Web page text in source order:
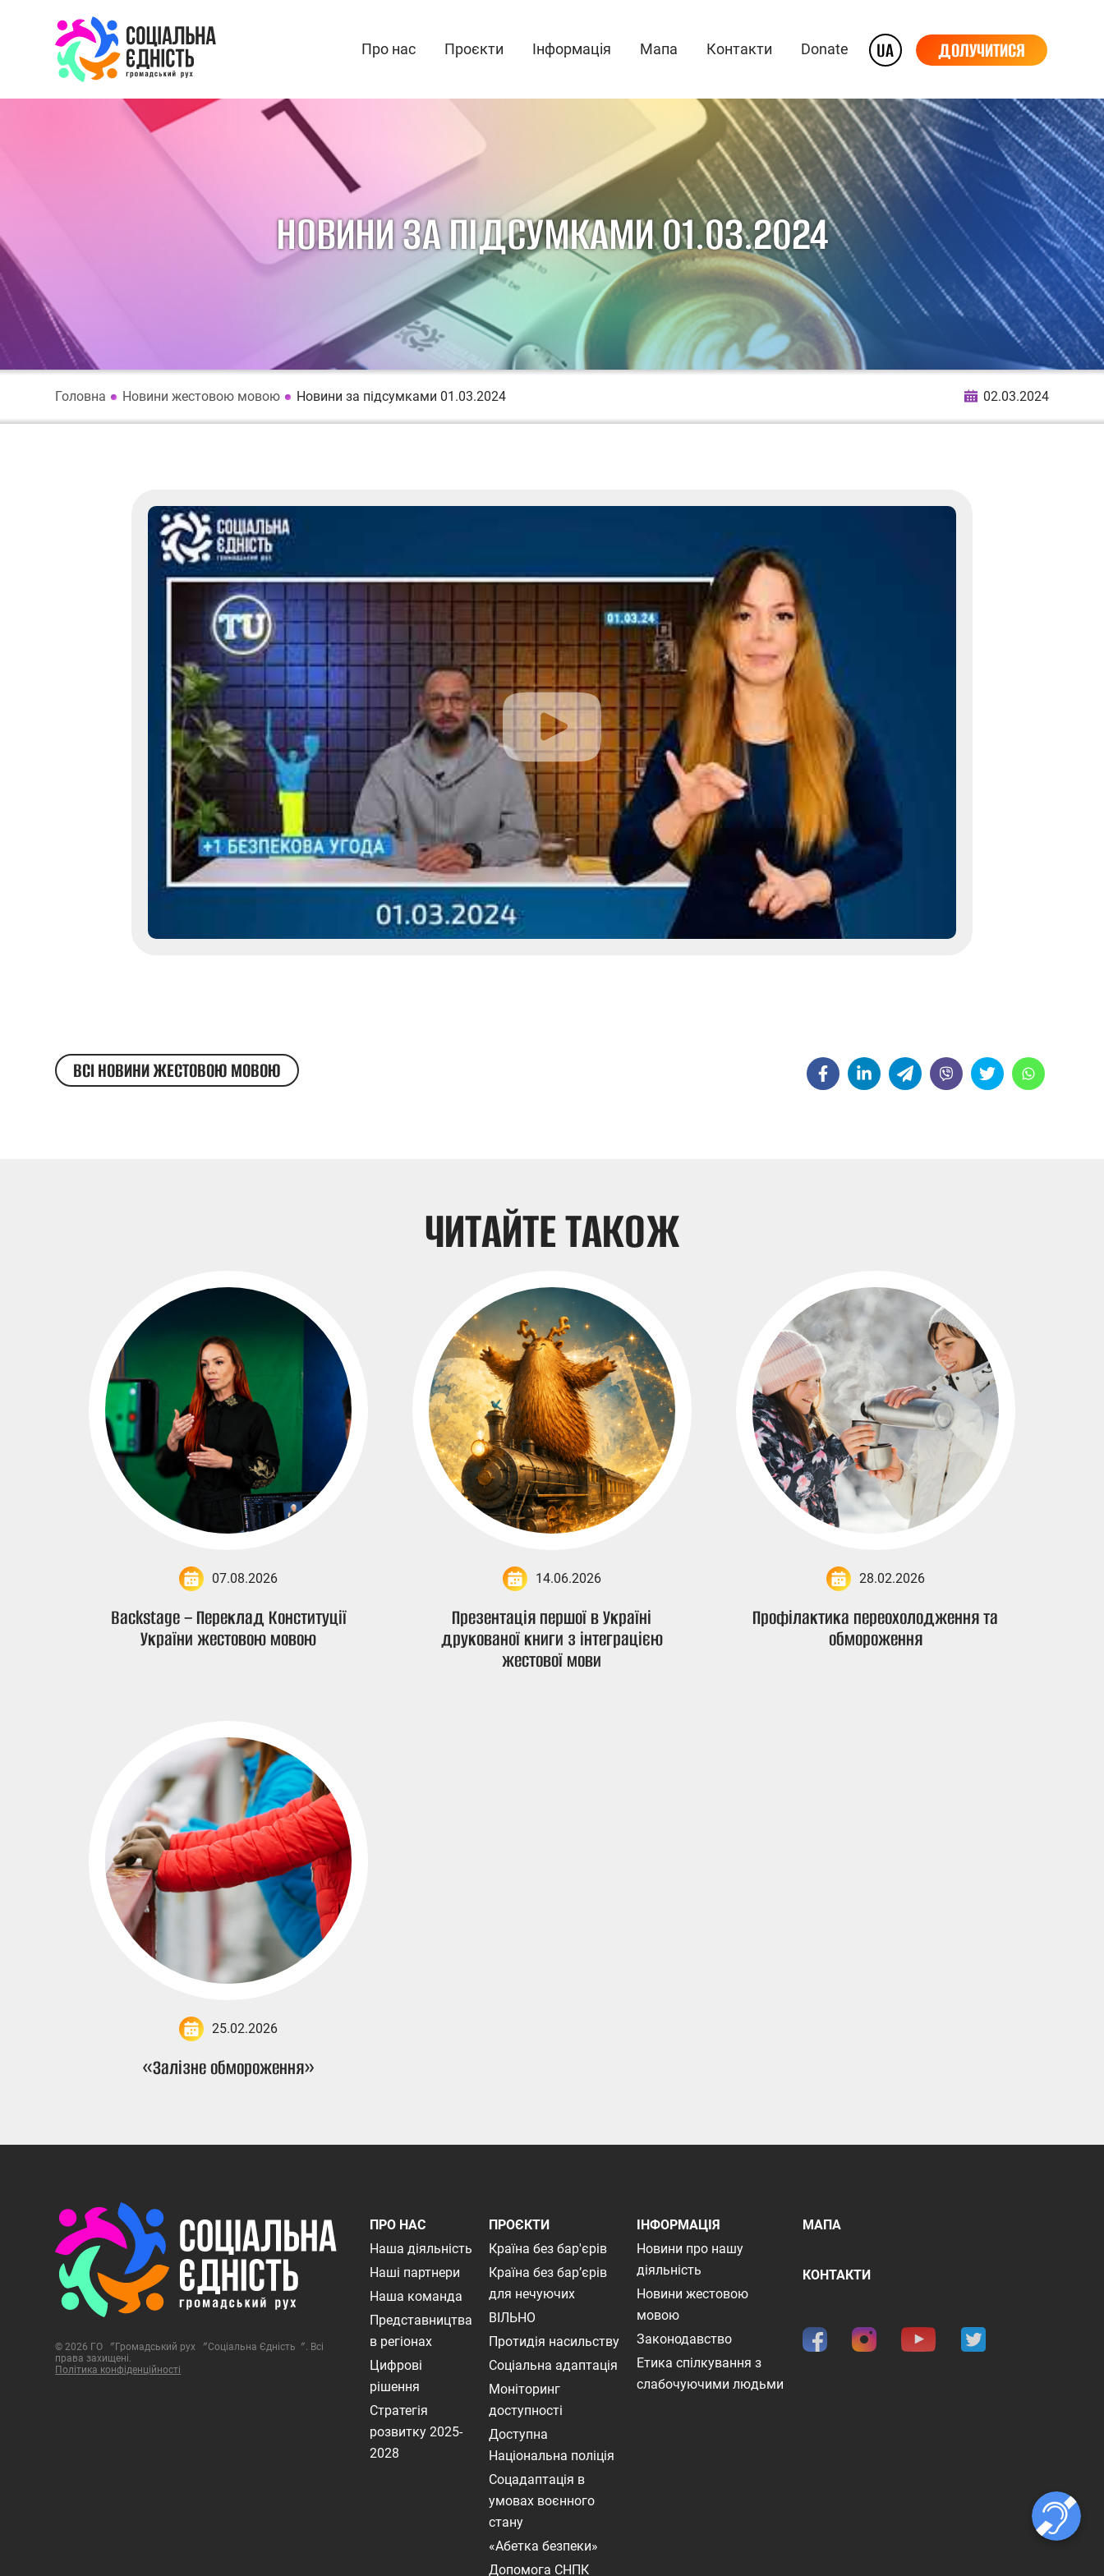
Про нас Проєкти Інформація Мапа Контакти Donate UA ДОЛУЧИТИСЯ
НОВИНИ ЗА ПІДСУМКАМИ 01.03.2024
Головна Новини жестовою мовою Новини за підсумками 01.03.2024 02.03.2024
ВСІ НОВИНИ ЖЕСТОВОЮ МОВОЮ
ЧИТАЙТЕ ТАКОЖ
07.08.2026
Backstage – Переклад Конституції
України жестовою мовою
14.06.2026
Презентація першої в Україні
друкованої книги з інтеграцією
жестової мови
28.02.2026
Профілактика переохолодження та
обмороження
25.02.2026
«Залізне обмороження»
© 2026 ГО 〞Громадський рух 〞Соціальна Єдність〞. Всі
права захищені.
Політика конфіденційності
ПРО НАС
Наша діяльність
Наші партнери
Наша команда
Представництва
в регіонах
Цифрові
рішення
Стратегія
розвитку 2025-
2028
ПРОЄКТИ
Країна без бар'єрів
Країна без бар’єрів
для нечуючих
ВІЛЬНО
Протидія насильству
Соціальна адаптація
Моніторинг
доступності
Доступна
Національна поліція
Соцадаптація в
умовах воєнного
стану
«Абетка безпеки»
Допомога СНПК
ІНФОРМАЦІЯ
Новини про нашу
діяльність
Новини жестовою
мовою
Законодавство
Етика спілкування з
слабочуючими людьми
МАПА
КОНТАКТИ